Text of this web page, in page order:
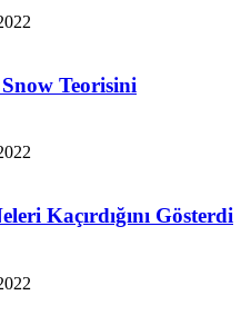
Teorisini
Kaçırdığını Gösterdi